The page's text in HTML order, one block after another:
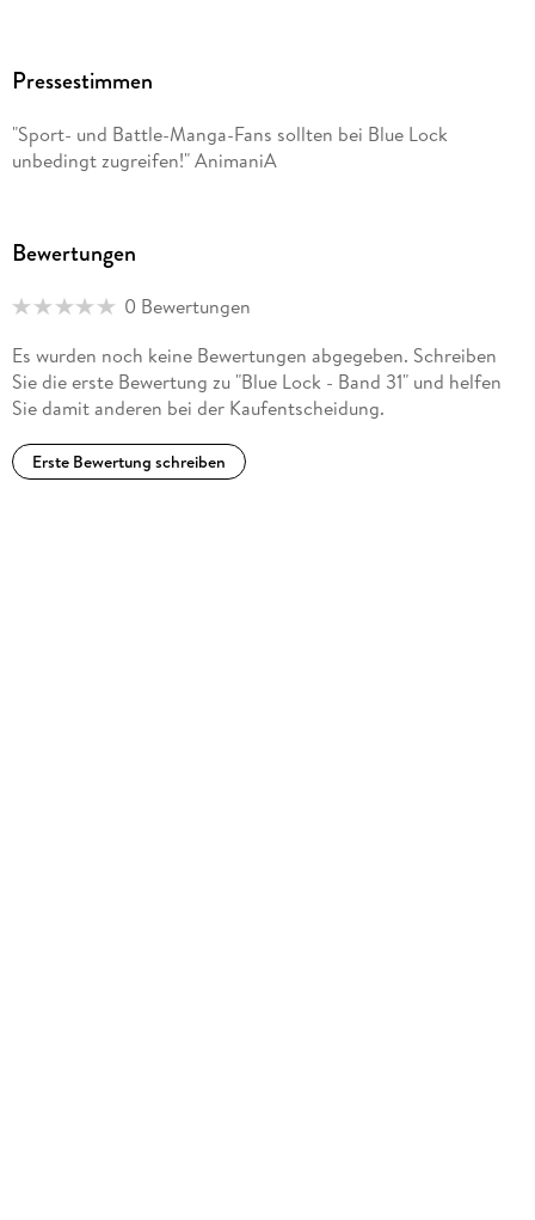
Pressestimmen
"Sport- und Battle-Manga-Fans sollten bei Blue Lock
unbedingt zugreifen!" AnimaniA
Bewertungen
0 Bewertungen
Es wurden noch keine Bewertungen abgegeben. Schreiben
Sie die erste Bewertung zu "Blue Lock - Band 31" und helfen
Sie damit anderen bei der Kaufentscheidung.
Erste Bewertung schreiben